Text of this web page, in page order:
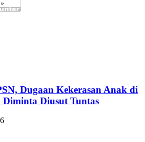
Dugaan Kekerasan Anak di
Diusut Tuntas